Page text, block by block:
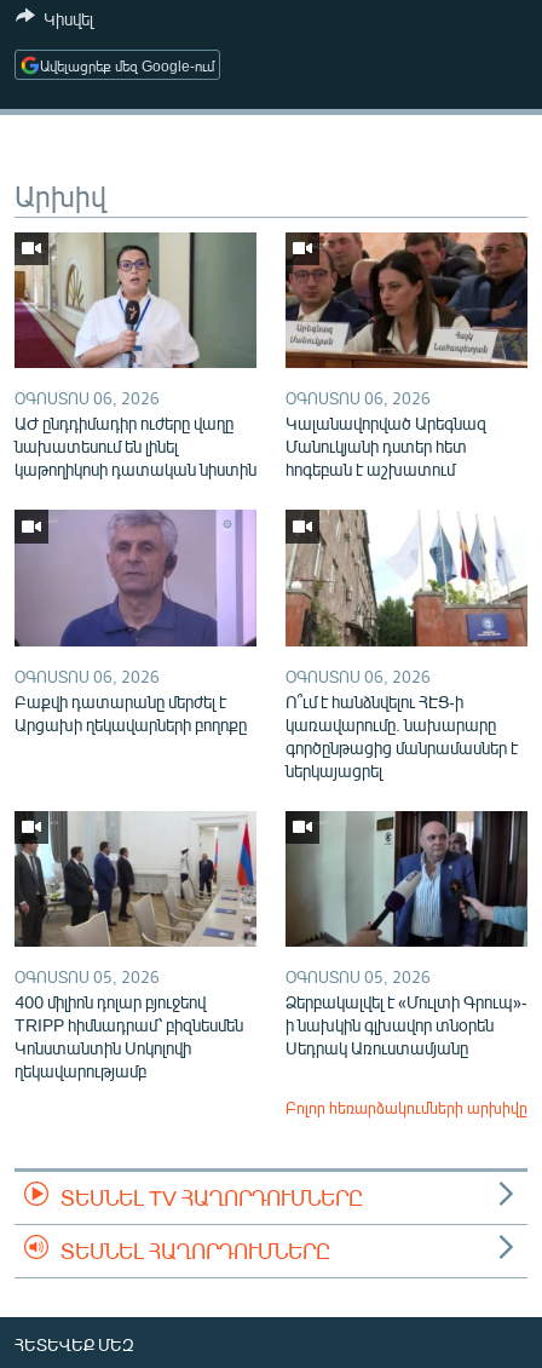
ԱՐԽԻՎ
ՏԵՍԱՆՅՈՒԹԵՐ
ԲԱՆԱՎԵՃ
ՓՈԴՔԱՍԹ
Հայերեն
English
Русский
ՀԵՏԵՎԵՔ ՄԵԶ
«Ազատության» բոլոր կայքերը
Կիսվել
Ավելացրեք մեզ Google-ում
Արխիվ
ՕԳՈՍՏՈՍ 06, 2026
ԱԺ ընդդիմադիր ուժերը վաղը
նախատեսում են լինել
կաթողիկոսի դատական նիստին
ՕԳՈՍՏՈՍ 06, 2026
Կալանավորված Արեգնազ
Մանուկյանի դստեր հետ
հոգեբան է աշխատում
ՕԳՈՍՏՈՍ 06, 2026
Բաքվի դատարանը մերժել է
Արցախի ղեկավարների բողոքը
ՕԳՈՍՏՈՍ 06, 2026
Ո՞ւմ է հանձնվելու ՀԷՑ-ի
կառավարումը. նախարարը
գործընթացից մանրամասներ է
ներկայացրել
ՕԳՈՍՏՈՍ 05, 2026
400 միլիոն դոլար բյուջեով
TRIPP հիմնադրամ՝ բիզնեսմեն
Կոնստանտին Սոկոլովի
ղեկավարությամբ
ՕԳՈՍՏՈՍ 05, 2026
Ձերբակալվել է «Մուլտի Գրուպ»-
ի նախկին գլխավոր տնօրեն
Սեդրակ Առուստամյանը
Բոլոր հեռարձակումների արխիվը
ՏԵՍՆԵԼ TV ՀԱՂՈՐԴՈՒՄՆԵՐԸ
ՏԵՍՆԵԼ ՀԱՂՈՐԴՈՒՄՆԵՐԸ
ՀԵՏԵՎԵՔ ՄԵԶ